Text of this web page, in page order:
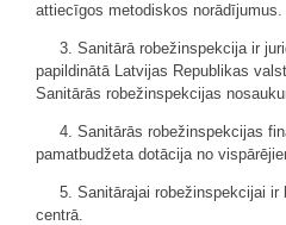
attiecīgos metodiskos norādījumus.
3. Sanitārā robežinspekcija ir
papildinātā Latvijas Republikas
Sanitārās robežinspekcijas
4. Sanitārās robežinspekcijas
pamatbudžeta dotācija no
5. Sanitārajai robežinspekcijai
centrā.